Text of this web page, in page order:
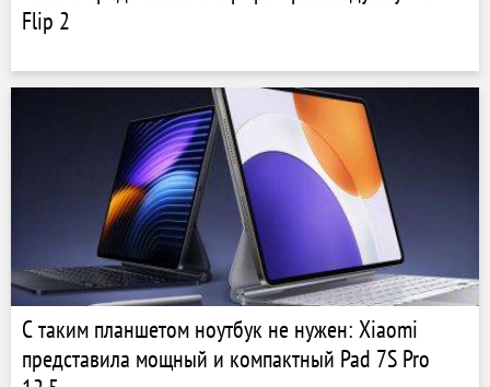
Flip 2
С таким планшетом ноутбук не нужен: Xiaomi
представила мощный и компактный Pad 7S Pro